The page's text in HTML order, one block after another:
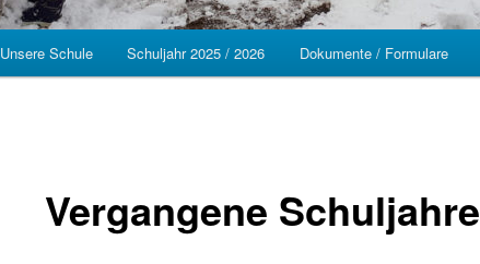
Unsere Schule Schuljahr 2025 / 2026 Dokumente / Formulare
Vergangene Schuljahre